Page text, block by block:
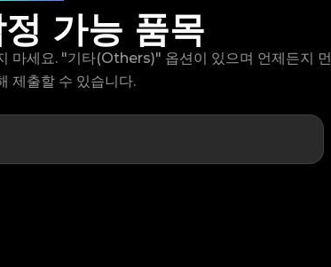
가능 품목
마세요. "기타(Others)" 옵션이 있으며 언제든지 먼
제출할 수 있습니다.